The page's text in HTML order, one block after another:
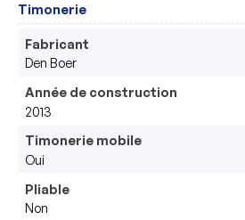
Timonerie
Fabricant
Den Boer
Année de construction
2013
Timonerie mobile
Oui
Pliable
Non